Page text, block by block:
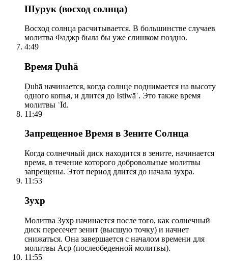
Шурук (восход солнца)
Восход солнца расчитывается. В большинстве случаев
молитва Фаджр была бы уже слишком поздно.
4:49
Время Ḍuhā
Ḍuhā начинается, когда солнце поднимается на высоту
одного копья, и длится до Istiwāʾ. Это также время
молитвы ʿĪd.
11:49
Запрещенное Время в Зените Солнца
Когда солнечный диск находится в зените, начинается
время, в течение которого добровольные молитвы
запрещены. Этот период длится до начала зухра.
11:53
Зухр
Молитва Зухр начинается после того, как солнечный
диск пересечет зенит (высшую точку) и начнет
снижаться. Она завершается с началом времени для
молитвы Аср (послеобеденной молитвы).
11:55